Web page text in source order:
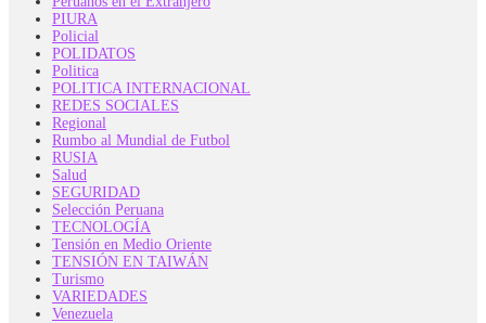
PIURA
Policial
POLIDATOS
Politica
POLITICA INTERNACIONAL
REDES SOCIALES
Regional
Rumbo al Mundial de Futbol
RUSIA
Salud
SEGURIDAD
Selección Peruana
TECNOLOGÍA
Tensión en Medio Oriente
TENSIÓN EN TAIWÁN
Turismo
VARIEDADES
Venezuela